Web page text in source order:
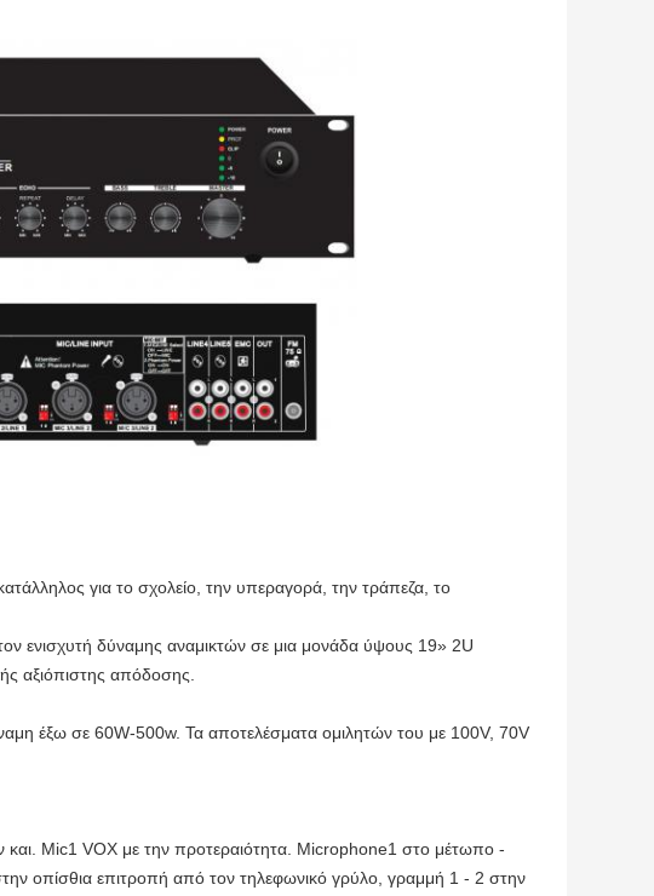
για το σχολείο, την υπεραγορά, την τράπεζα, το
ενισχυτή δύναμης αναμικτών σε μια μονάδα ύψους 19» 2U
αξιόπιστης απόδοσης.
έξω σε 60W-500w. Τα αποτελέσματα ομιλητών του με 100V, 70V
Mic1 VOX με την προτεραιότητα. Microphone1 στο μέτωπο -
οπίσθια επιτροπή από τον τηλεφωνικό γρύλο, γραμμή 1 ‐ 2 στην